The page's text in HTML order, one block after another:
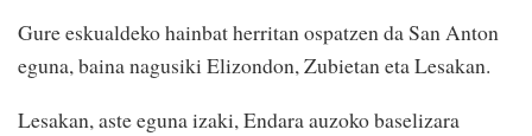
Gure eskualdeko hainbat herritan ospatzen da San Anton
eguna, baina nagusiki Elizondon, Zubietan eta Lesakan.
Lesakan, aste eguna izaki, Endara auzoko baselizara